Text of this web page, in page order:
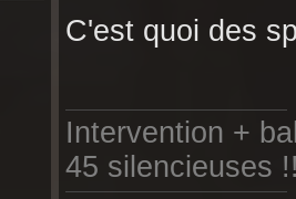
C'est quoi des
Intervention +
45 silencieuses